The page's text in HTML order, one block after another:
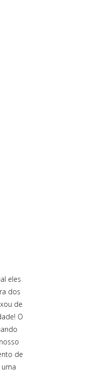
eles
dos
de
O
de